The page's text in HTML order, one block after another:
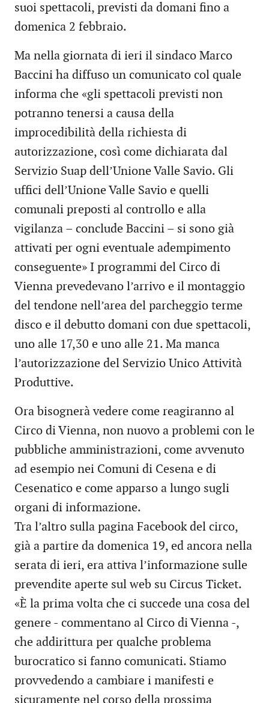
suoi spettacoli, previsti da domani fino a
domenica 2 febbraio.
Ma nella giornata di ieri il sindaco Marco
Baccini ha diffuso un comunicato col quale
informa che «gli spettacoli previsti non
potranno tenersi a causa della
improcedibilità della richiesta di
autorizzazione, così come dichiarata dal
Servizio Suap dell’Unione Valle Savio. Gli
uffici dell’Unione Valle Savio e quelli
comunali preposti al controllo e alla
vigilanza – conclude Baccini – si sono già
attivati per ogni eventuale adempimento
conseguente» I programmi del Circo di
Vienna prevedevano l’arrivo e il montaggio
del tendone nell’area del parcheggio terme
disco e il debutto domani con due spettacoli,
uno alle 17,30 e uno alle 21. Ma manca
l’autorizzazione del Servizio Unico Attività
Produttive.
Ora bisognerà vedere come reagiranno al
Circo di Vienna, non nuovo a problemi con le
pubbliche amministrazioni, come avvenuto
ad esempio nei Comuni di Cesena e di
Cesenatico e come apparso a lungo sugli
organi di informazione.
Tra l’altro sulla pagina Facebook del circo,
già a partire da domenica 19, ed ancora nella
serata di ieri, era attiva l’informazione sulle
prevendite aperte sul web su Circus Ticket.
«È la prima volta che ci succede una cosa del
genere - commentano al Circo di Vienna -,
che addirittura per qualche problema
burocratico si fanno comunicati. Stiamo
provvedendo a cambiare i manifesti e